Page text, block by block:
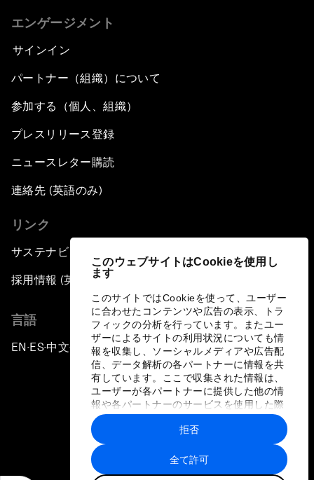
このウェブサイトはCookieを使用し
ます
このサイトではCookieを使って、ユーザー
に合わせたコンテンツや広告の表示、トラ
フィックの分析を行っています。またユー
ザーによるサイトの利用状況についても情
報を収集し、ソーシャルメディアや広告配
信、データ解析の各パートナーに情報を共
有しています。ここで収集された情報は、
ユーザーが各パートナーに提供した他の情
報や各パートナーのサービスを使用した際
に収集された情報と組み合わされ、各パー
トナーによって使用されることがありま
す。
全て許可
拒否
エンゲージメント
サインイン
パートナー（組織）について
参加する（個人、組織）
プレスリリース登録
ニュースレター購読
連絡先 (英語のみ)
リンク
サステナビリティへの取り組み
採用情報 (英語のみ)
言語
EN ▪ ES▪中文▪ 日本語
プライバシーポリシーと利用規約
サイトマップ